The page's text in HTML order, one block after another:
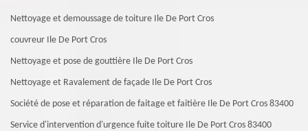
Nettoyage et demoussage de toiture Ile De Port Cros
couvreur Ile De Port Cros
Nettoyage et pose de gouttière Ile De Port Cros
Nettoyage et Ravalement de façade Ile De Port Cros
Société de pose et réparation de faitage et faitière Ile De Port Cros 83400
Service d'intervention d'urgence fuite toiture Ile De Port Cros 83400